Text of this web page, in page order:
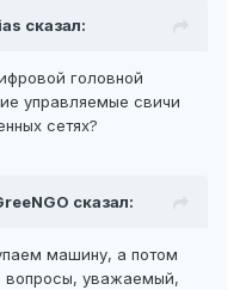
сказал:
головной
управляемые свичи
сетях?
сказал:
машину, а потом
вопросы, уважаемый,